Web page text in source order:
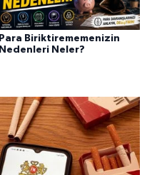
Para Biriktirememenizin
Nedenleri Neler?